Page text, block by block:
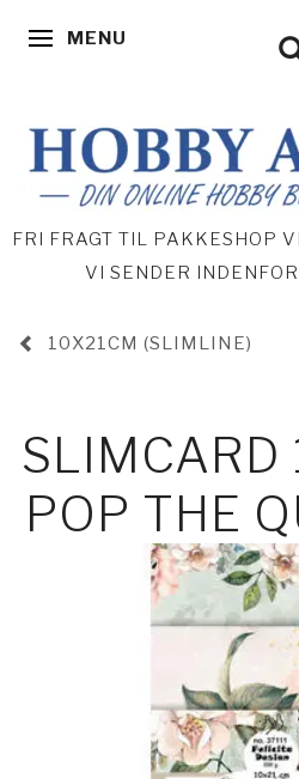
SKIFTE NAVIGATION
MENU
FRI FRAGT TIL PAKKESHOP
VI SENDER
10X21CM (SLIMLINE)
SLIMCARD
POP THE